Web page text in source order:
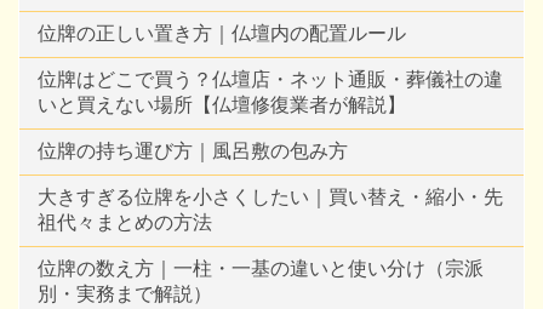
位牌の正しい置き方｜仏壇内の配置ルール
位牌はどこで買う？仏壇店・ネット通販・葬儀社の違
いと買えない場所【仏壇修復業者が解説】
位牌の持ち運び方｜風呂敷の包み方
大きすぎる位牌を小さくしたい｜買い替え・縮小・先
祖代々まとめの方法
位牌の数え方｜一柱・一基の違いと使い分け（宗派
別・実務まで解説）